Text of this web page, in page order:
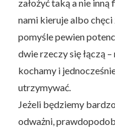
założyć taką a nie
nami kieruje albo
pomyśle pewien
dwie rzeczy się łączą
kochamy i
utrzymywać.
Jeżeli będziemy
odważni,